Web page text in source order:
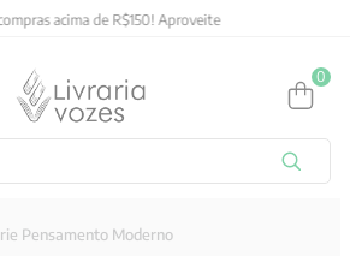
em compras acima de R$150! Aproveite
0
Pensamento Moderno